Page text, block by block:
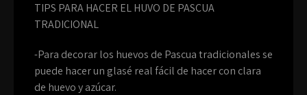
TIPS PARA HACER EL HUVO DE PASCUA
TRADICIONAL
-Para decorar los huevos de Pascua tradicionales se
puede hacer un glasé real fácil de hacer con clara
de huevo y azúcar.